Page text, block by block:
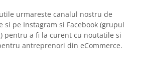
urmareste canalul nostru de
si pe Instagram si Facebook (grupul
pentru a fi la curent cu noutatile si
antreprenori din eCommerce.